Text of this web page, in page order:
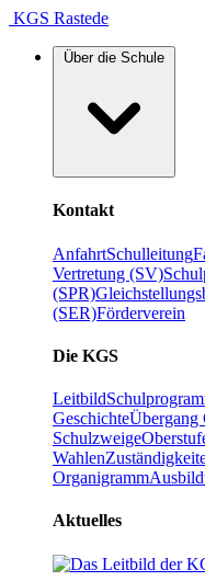
KGS Rastede
Über die Schule
Kontakt
AnfahrtSchulleitung
Vertretung (SV)
(SPR)
(SER)Förderverein
Die KGS
Leitbild
GeschichteÜbergang
Schulzweige
Wahlen
Organigramm
Aktuelles